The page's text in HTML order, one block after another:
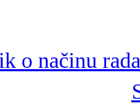
o načinu